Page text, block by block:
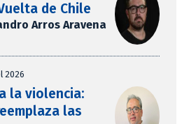
de Chile
Arros Aravena
2026
la violencia:
las